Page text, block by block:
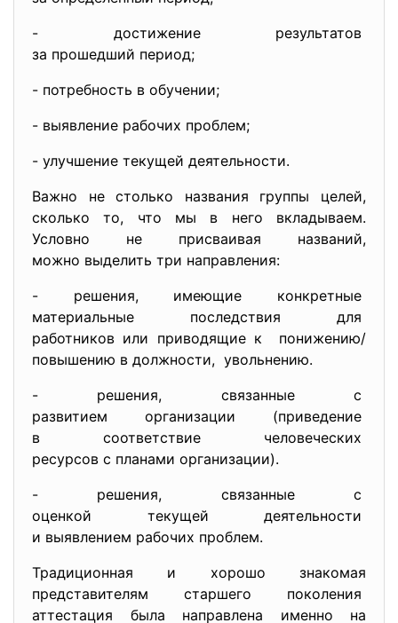
- достижение результатов
за прошедший период;
- потребность в обучении;
- выявление рабочих проблем;
- улучшение текущей деятельности.
Важно не столько названия группы целей,
сколько то, что мы в него вкладываем.
Условно не присваивая названий,
можно выделить три направления:
- решения, имеющие конкретные
материальные последствия для
работников или приводящие к понижению/
повышению в должности, увольнению.
- решения, связанные с
развитием организации (приведение
в соответствие человеческих
ресурсов с планами организации).
- решения, связанные с
оценкой текущей деятельности
и выявлением рабочих проблем.
Традиционная и хорошо знакомая
представителям старшего поколения
аттестация была направлена именно на